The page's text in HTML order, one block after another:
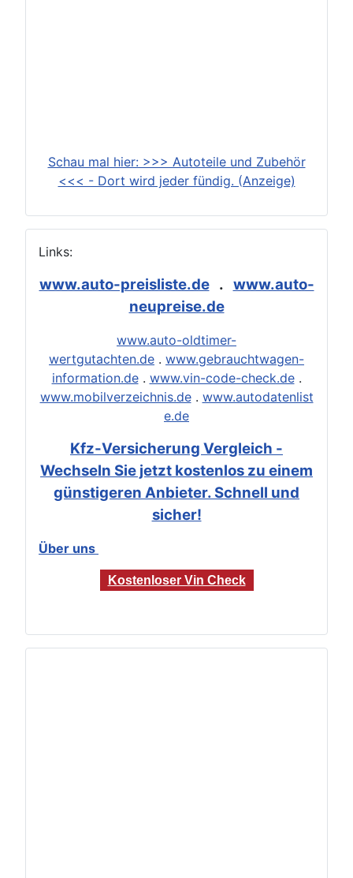
Schau mal hier: >>> Autoteile und Zubehör
<<< - Dort wird jeder fündig. (Anzeige)
Links:
www.auto-preisliste.de. www.auto-
neupreise.de
www.auto-oldtimer-
wertgutachten.de . www.gebrauchtwagen-
information.de. www.vin-code-check.de.
www.mobilverzeichnis.de. www.autodatenlist
e.de
Kfz-Versicherung Vergleich -
Wechseln Sie jetzt kostenlos zu einem
günstigeren Anbieter. Schnell und
sicher!
Über uns
Kostenloser Vin Check